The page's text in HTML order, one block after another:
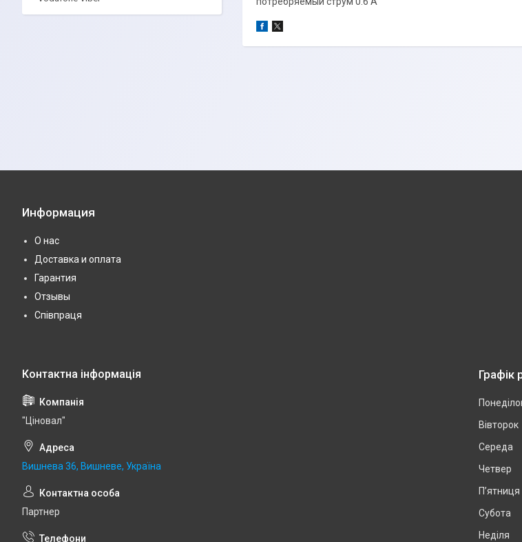
Информация
О нас
Доставка и оплата
Гарантия
Отзывы
Співпраця
"Ціновал"
Вишнева 36, Вишневе, Україна
Партнер
Графік
Вівторок
Середа
Четвер
Пʼятниця
Субота
Неділя